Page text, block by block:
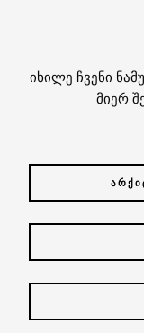
იხილე ჩვენი
მიერ